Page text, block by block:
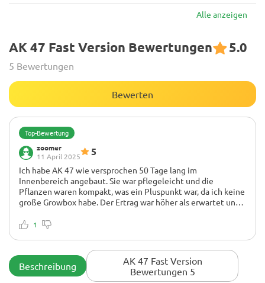
Alle anzeigen
AK 47 Fast Version Bewertungen 5.0
5 Bewertungen
Bewerten
Top-Bewertung
zoomer
11 April 2025
5
Ich habe AK 47 wie versprochen 50 Tage lang im
Innenbereich angebaut. Sie war pflegeleicht und die
Pflanzen waren kompakt, was ein Pluspunkt war, da ich keine
große Growbox habe. Der Ertrag war höher als erwartet und
gutes Ergebnis.
1
Beschreibung
AK 47 Fast Version
Bewertungen 5